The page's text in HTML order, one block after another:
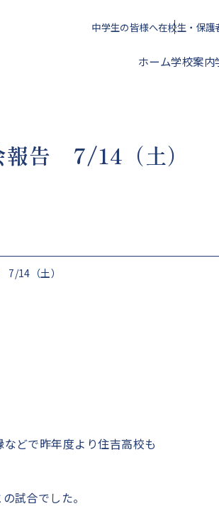
中学生の皆様へ在校生・保護
ホーム学校案内
校長挨拶
年間スケジュール
クラブ活動一覧
告 7/14（土）
14（土）
どで昨年度より住吉高校も
試合でした。